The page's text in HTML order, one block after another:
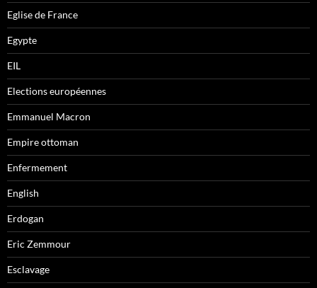
Eglise de France
Egypte
EIL
Elections européennes
Emmanuel Macron
Empire ottoman
Enfermement
English
Erdogan
Eric Zemmour
Esclavage